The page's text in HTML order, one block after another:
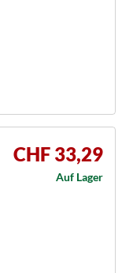
CHF 33,29
Auf Lager